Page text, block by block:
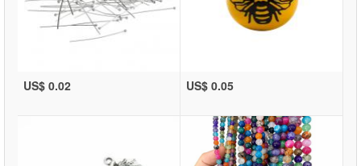
US$ 0.02 US$ 0.05